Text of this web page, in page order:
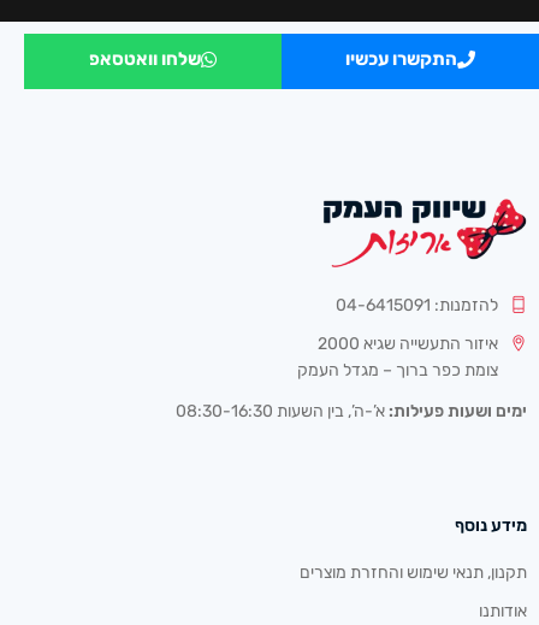
התקשרו עכשיו שלחו וואטסאפ
להזמנות: 04-6415091
איזור התעשייה שגיא 2000
צומת כפר ברוך – מגדל העמק
ימים ושעות פעילות: א’-ה’, בין השעות 08:30-16:30
מידע נוסף
תקנון, תנאי שימוש והחזרת מוצרים
אודותנו